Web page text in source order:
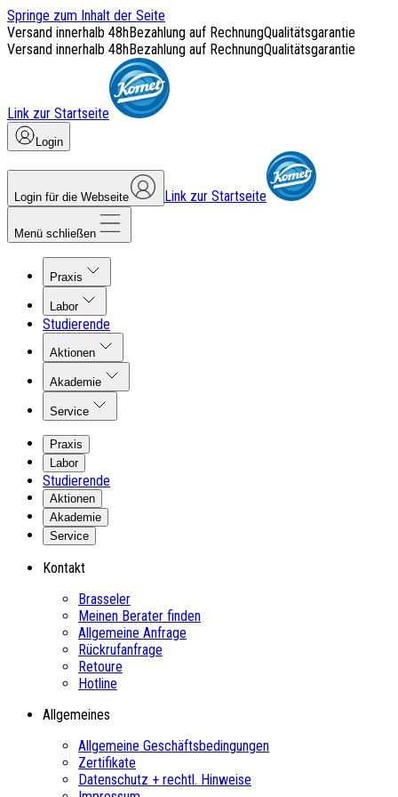
Springe zum Inhalt der Seite
Versand innerhalb 48hBezahlung auf RechnungQualitätsgarantie
Versand innerhalb 48hBezahlung auf RechnungQualitätsgarantie
Link zur Startseite
Login
Login für die Webseite Link zur Startseite
Menü schließen
Praxis
Labor
Studierende
Aktionen
Akademie
Service
Praxis
Labor
Studierende
Aktionen
Akademie
Service
Kontakt
Brasseler
Meinen Berater finden
Allgemeine Anfrage
Rückrufanfrage
Retoure
Hotline
Allgemeines
Allgemeine Geschäftsbedingungen
Zertifikate
Datenschutz + rechtl. Hinweise